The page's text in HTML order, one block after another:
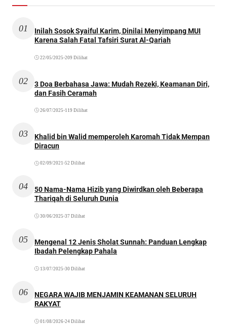
01
Inilah Sosok Syaiful Karim, Dinilai Menyimpang MUI
Karena Salah Fatal Tafsiri Surat Al-Qariah
22/05/2025 •209 Dilihat
02
3 Doa Berbahasa Jawa: Mudah Rezeki, Keamanan Diri,
dan Fasih Ceramah
26/07/2025 •119 Dilihat
03
Khalid bin Walid memperoleh Karomah Tidak Mempan
Diracun
02/09/2021 •52 Dilihat
04
50 Nama-Nama Hizib yang Diwirdkan oleh Beberapa
Thariqah di Seluruh Dunia
30/06/2025 •37 Dilihat
05
Mengenal 12 Jenis Sholat Sunnah: Panduan Lengkap
Ibadah Pelengkap Pahala
13/07/2025 •30 Dilihat
06
NEGARA WAJIB MENJAMIN KEAMANAN SELURUH
RAKYAT
01/08/2026•24 Dilihat